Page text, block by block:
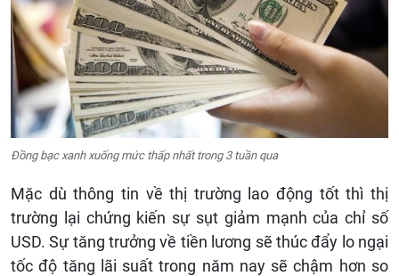
Đồng bạc xanh xuống mức thấp nhất trong 3 tuần qua
Mặc dù thông tin về thị trường lao động tốt thì thị
trường lại chứng kiến sự sụt giảm mạnh của chỉ số
USD. Sự tăng trưởng về tiền lương sẽ thúc đẩy lo ngại
tốc độ tăng lãi suất trong năm nay sẽ chậm hơn so